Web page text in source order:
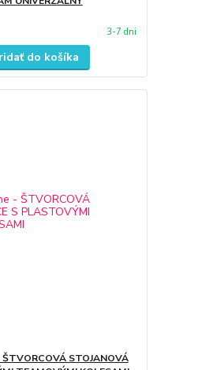
3-7 dni
do košíka
STOJANOVÁ